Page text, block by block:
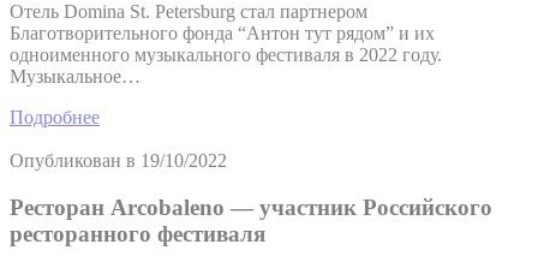
Отель Domina St. Petersburg стал партнером
Благотворительного фонда “Антон тут рядом” и их
одноименного музыкального фестиваля в 2022 году.
Музыкальное…
Подробнее
Опубликован в 19/10/2022
Ресторан Arcobaleno — участник Российского
ресторанного фестиваля